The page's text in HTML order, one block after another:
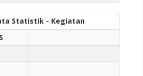
Statistik - Kegiatan